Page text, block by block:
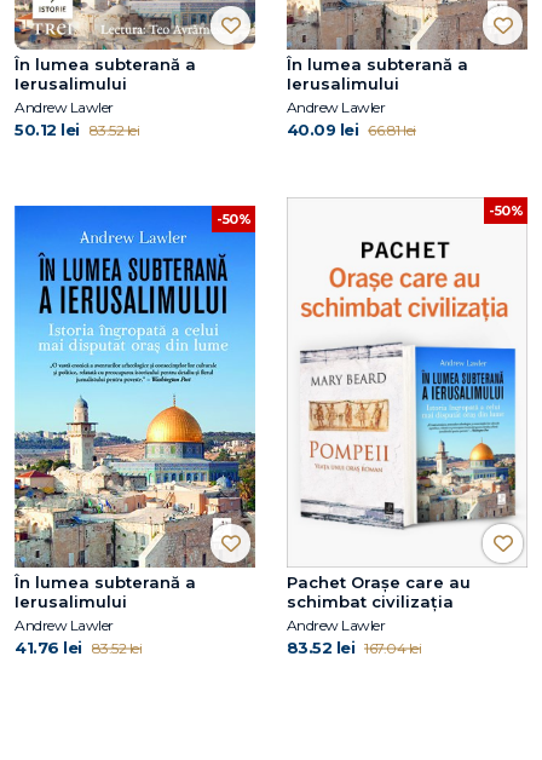
În lumea subterană a
Ierusalimului
Andrew Lawler
50.12 lei 83.52 lei
În lumea subterană a
Ierusalimului
Andrew Lawler
40.09 lei 66.81 lei
-50%
În lumea subterană a
Ierusalimului
Andrew Lawler
41.76 lei 83.52 lei
-50%
Pachet Orașe care au
schimbat civilizația
Andrew Lawler
83.52 lei 167.04 lei